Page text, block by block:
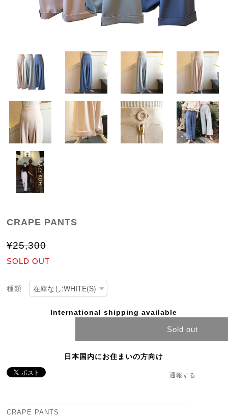
CRAPE PANTS
¥25,300
SOLD OUT
種類
International shipping available
Sold out
日本国内にお住まいの方向け
通報する
------------------------------------------------------------------------
CRAPE PANTS